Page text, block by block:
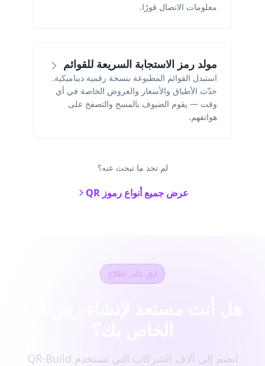
معلومات الاتصال فورًا.
مولد رمز الاستجابة السريعة للقوائم
استبدل القوائم المطبوعة بنسخة رقمية ديناميكية.
حدّث الأطباق والأسعار والعروض الخاصة في أي
وقت — يقوم الضيوف بالمسح والتصفح على
هواتفهم.
لم تجد ما تبحث عنه؟
عرض جميع أنواع رموز QR
ابق على اطلاع
انضم إلى آلاف الشركات التي تستخدم QR-Build